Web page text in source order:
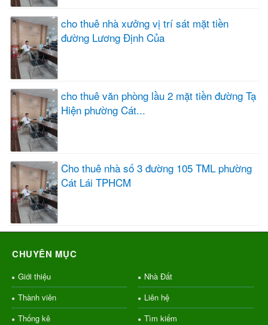
cho thuê nhà xưởng vị trí sát mặt tiền
đường Lương Định Của
cho thuê văn phòng lầu 2 mặt tiền đường Tạ
Hiện phường Cát...
Cho thuê nhà số 3 đường 105 TML phường
Cát Lái TPHCM
CHUYÊN MỤC
Giới thiệu
Nhà Đất
Thành viên
Liên hệ
Thống kê
Tìm kiếm